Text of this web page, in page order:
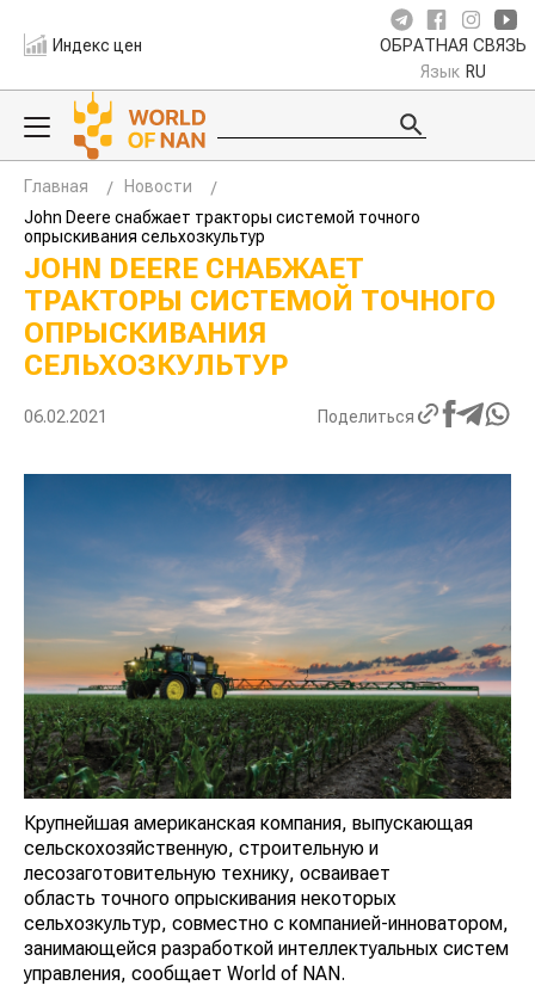
Индекс цен ОБРАТНАЯ СВЯЗЬ
Язык RU
Главная
Новости
John Deere снабжает тракторы системой точного
опрыскивания сельхозкультур
JOHN DEERE СНАБЖАЕТ
ТРАКТОРЫ СИСТЕМОЙ ТОЧНОГО
ОПРЫСКИВАНИЯ
СЕЛЬХОЗКУЛЬТУР
06.02.2021 Поделиться
Крупнейшая американская компания, выпускающая
сельскохозяйственную, строительную и
лесозаготовительную технику, осваивает
область точного опрыскивания некоторых
сельхозкультур, совместно с компанией-инноватором,
занимающейся разработкой интеллектуальных систем
управления, сообщает World of NAN.